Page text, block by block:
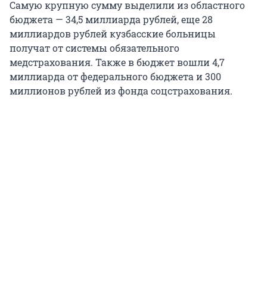
Самую крупную сумму выделили из областного
бюджета — 34,5 миллиарда рублей, еще 28
миллиардов рублей кузбасские больницы
получат от системы обязательного
медстрахования. Также в бюджет вошли 4,7
миллиарда от федерального бюджета и 300
миллионов рублей из фонда соцстрахования.